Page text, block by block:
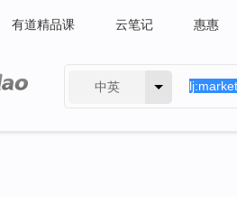
有道精品课 云笔记 惠惠
中英